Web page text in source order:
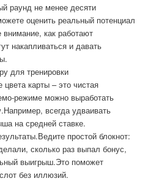
раунд не менее десяти
оценить реальный потенциал
как работают
накапливаться и давать
для тренировки
цвета карты – это чистая
режиме можно выработать
всегда удваивать
на средней ставке.
простой блокнот:
сколько раз выпал бонус,
выигрыш.Это поможет
без иллюзий.